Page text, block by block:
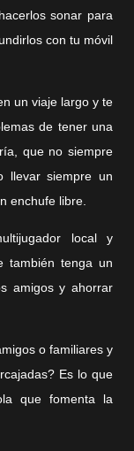
sonar para
con tu móvil
un viaje largo y te
de tener una
que no siempre
llevar siempre un
enchufe libre.
local y
también tenga un
amigos y ahorrar
o familiares y
Es lo que
que fomenta la